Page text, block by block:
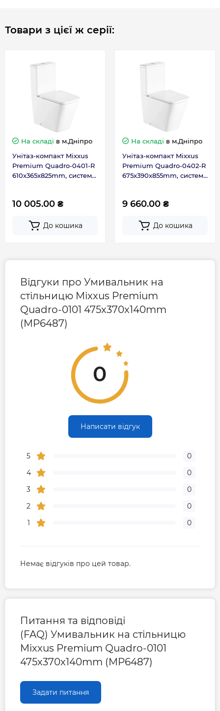
Габарити, розміри, вага
Гарантія
Гарантія виробника, міс 120
Контакти сервісного
0-800-301-755; +38 (067)
Товари з цієї ж серії:
На складі в м.Дніпро
Унітаз-компакт Mixxus
Premium Quadro-0401-R
610x365x825mm, система
10 005.00 ₴
До кошика
На складі в м.Дніпро
Унітаз-компакт Mixxus
Premium Quadro-0402-R
675x390x855mm, система
9 660.00 ₴
До кошика
Відгуки про Умивальник на
стільницю Mixxus Premium
Quadro-0101 475x370x140mm
(MP6487)
0
Написати відгук
5
0
4
0
3
0
2
0
1
0
Немає відгуків про цей товар.
Питання та відповіді
(FAQ) Умивальник на стільницю
Mixxus Premium Quadro-0101
475x370x140mm (MP6487)
Задати питання